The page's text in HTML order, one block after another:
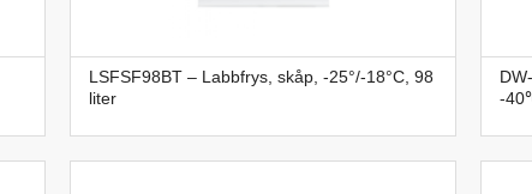
LSFSF98BT – Labbfrys, skåp, -25°/-18°C, 98
liter
-